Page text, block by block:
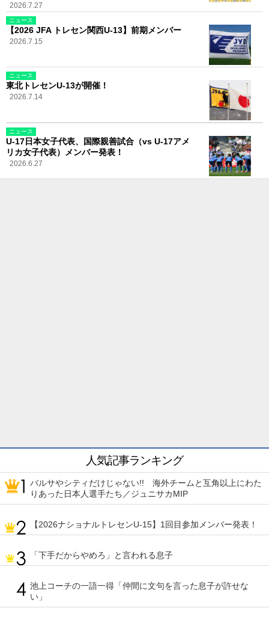
2026.7.27
ニュース
【2026 JFA トレセン関西U-13】前期メンバー
2026.7.15
ニュース
東北トレセンU-13が開催！
2026.7.14
ニュース
U-17日本女子代表、国際親善試合（vs U-17アメ
リカ女子代表）メンバー発表！
2026.6.27
人気記事ランキング
バルサやシティだけじゃない!! 海外チームと互角以上にわた
りあった日本人選手たち／ジュニサカMIP
【2026ナショナルトレセンU-15】1回目参加メンバー発表！
「下手だからやめろ」と言われる息子
池上コーチの一語一得「仲間に文句を言った息子が許せな
い」